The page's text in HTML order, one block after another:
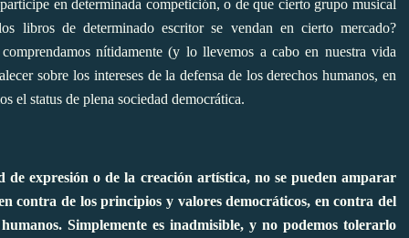
en determinada competición, o de que cierto grupo musical
libros de determinado escritor se vendan en cierto mercado?
nítidamente (y lo llevemos a cabo en nuestra vida
sobre los intereses de la defensa de los derechos humanos, en
el status de plena sociedad democrática.
expresión o de la creación artística, no se pueden amparar
contra de los principios y valores democráticos, en contra del
Simplemente es inadmisible, y no podemos tolerarlo